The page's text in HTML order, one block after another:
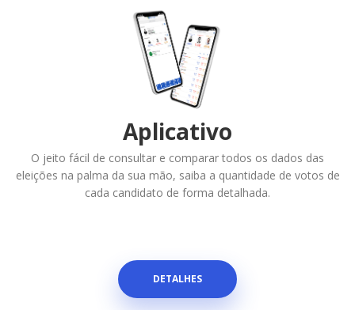
Aplicativo
O jeito fácil de consultar e comparar todos os dados das
eleições na palma da sua mão, saiba a quantidade de votos de
cada candidato de forma detalhada.
DETALHES